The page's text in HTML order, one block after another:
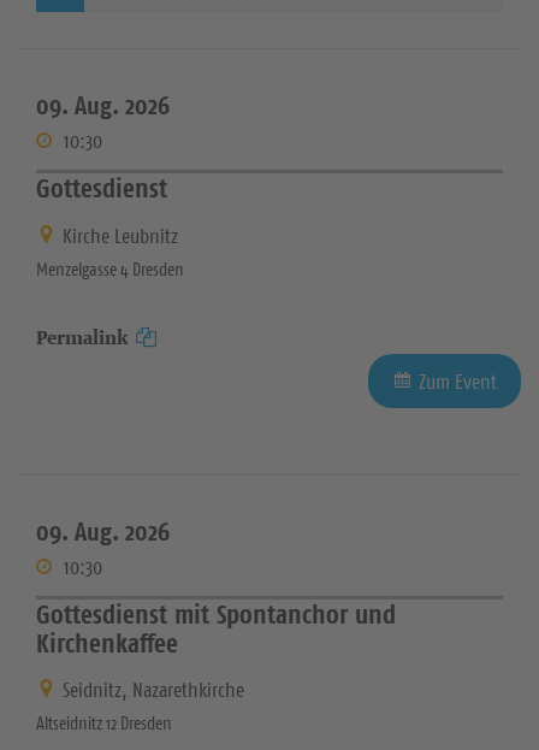
09. Aug. 2026
10:30
Gottesdienst
Kirche Leubnitz
Menzelgasse 4 Dresden
Permalink
Zum Event
09. Aug. 2026
10:30
Gottesdienst mit Spontanchor und
Kirchenkaffee
Seidnitz, Nazarethkirche
Altseidnitz 12 Dresden